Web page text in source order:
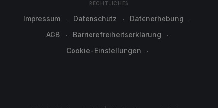
RECHTLICHES
Impressum Datenschutz
Datenerhebung
AGB
Barrierefreiheitserklärung
Cookie-Einstellungen